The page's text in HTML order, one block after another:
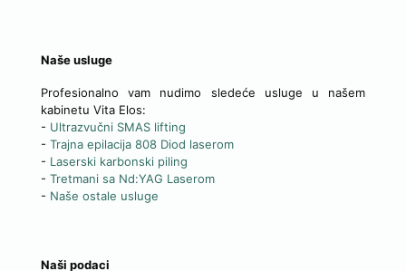
Naše usluge
Profesionalno vam nudimo sledeće usluge u našem
kabinetu Vita Elos:
- Ultrazvučni SMAS lifting
- Trajna epilacija 808 Diod laserom
- Laserski karbonski piling
- Tretmani sa Nd:YAG Laserom
- Naše ostale usluge
Naši podaci